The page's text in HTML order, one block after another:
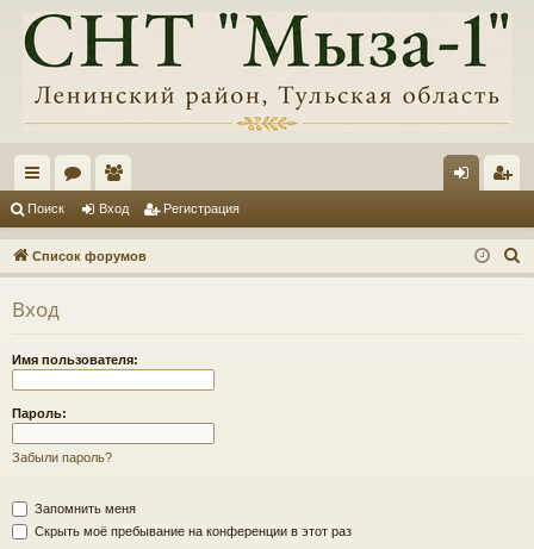
с
ы
лк
и
ум
ы
ол
ьз
ов
и
д ис
тр
Поиск Вход Регистрация
Список форумов
о
Вход
Имя пользователя:
Пароль:
Забыли пароль?
Запомнить меня
Скрыть моё пребывание на конференции в этот раз